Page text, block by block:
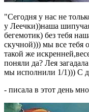
"Сегодня у нас не
у Леечки))наша
бегемотик) без тебя
скучной))) мы все тебя
такой же
поняли да? Лея
мы исполнили 1/1))) С
- писала в этот день